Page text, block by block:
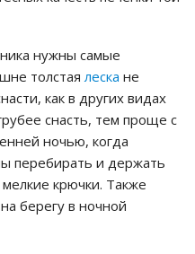
нужны самые
толстаялеска не
как в других видах
снасть, тем проще с
ночью, когда
перебирать и держать
крючки. Также
берегу в ночной